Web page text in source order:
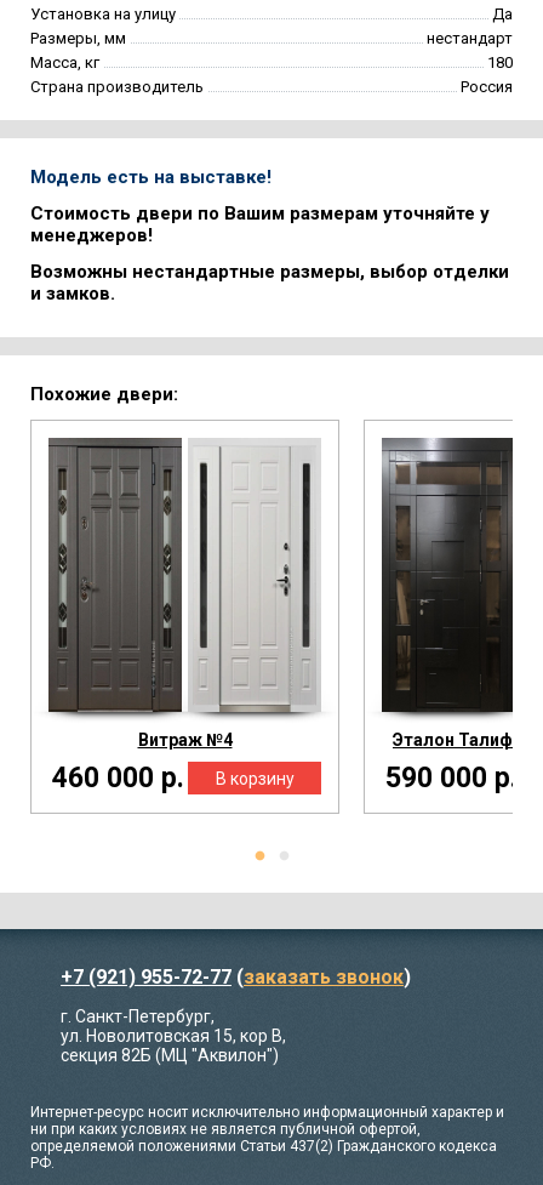
Установка на улицу
Да
Размеры, мм
нестандарт
Масса, кг
180
Страна производитель
Россия
Модель есть на выставке!
Стоимость двери по Вашим размерам уточняйте у
менеджеров!
Возможны нестандартные размеры, выбор отделки
и замков.
Похожие двери:
Витраж №4
460 000 р.
Эталон
590 000 р.
+7 (921) 955-72-77 (заказать звонок)
г. Санкт-Петербург,
ул. Новолитовская 15, кор В,
секция 82Б (МЦ "Аквилон")
Интернет-ресурс носит исключительно информационный характер и
ни при каких условиях не является публичной офертой,
определяемой положениями Статьи 437(2) Гражданского кодекса
РФ.